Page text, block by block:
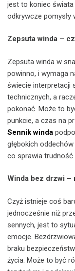
jest to koniec
odkrywcze pomysły
Zepsuta winda –
Zepsuta winda w
powinno, i wymaga
świecie interpretacji
technicznych, a
pokonać. Może to
punkcie, a czas na
Sennik winda
głębokich
co sprawia trudność
Winda bez drzwi –
Czyż istnieje coś
jednocześnie niż
sennych, jest to
emocje.
braku
życia. Może to być